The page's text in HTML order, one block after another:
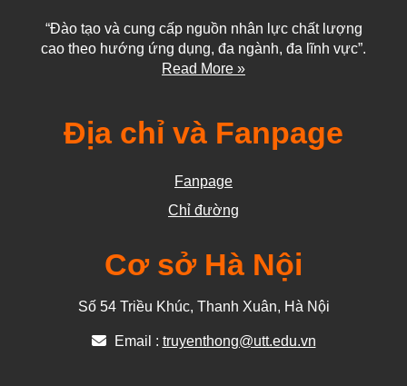
“Đào tạo và cung cấp nguồn nhân lực chất lượng
cao theo hướng ứng dụng, đa ngành, đa lĩnh vực”.
Read More »
Địa chỉ và Fanpage
Fanpage
Chỉ đường
Cơ sở Hà Nội
Số 54 Triều Khúc, Thanh Xuân, Hà Nội
Email : truyenthong@utt.edu.vn